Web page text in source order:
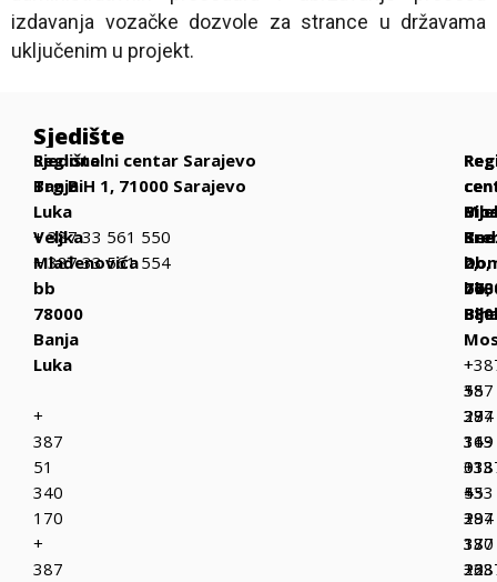
izdavanja vozačke dozvole za strance u državama
uključenim u projekt.
Sjedište
Sjedište
Banja
Luka
Veljka
Mlađenovića
bb
78000
Banja
Luka
+
387
51
340
170
+
387
Regionalni centar Sarajevo
Trg BiH 1, 71000 Sarajevo
+ 387 33 561 550
+ 387 33 561 554
bb,
+
387
37
319
013
+
387
37
223
bb,
+
387
36
333
433
+
387
36
2,
55
294
143
55
294
130